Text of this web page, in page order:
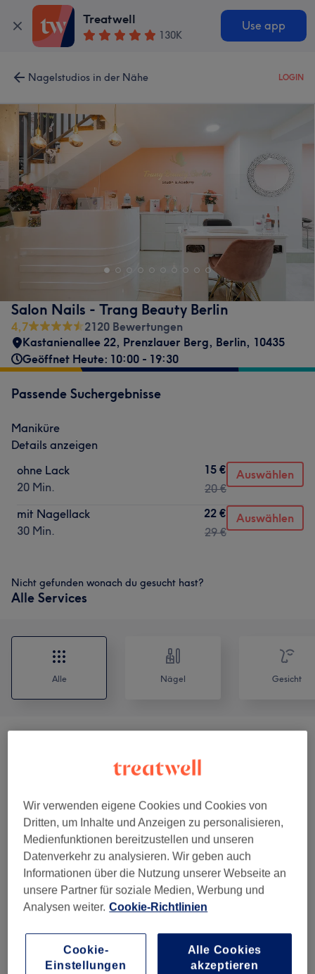
Treatwell
130K
Use app
Nagelstudios in der Nähe LOGIN
Salon Nails - Trang Beauty Berlin
4,7
2120 Bewertungen
Kastanienallee 22, Prenzlauer Berg, Berlin, 10435
Geöffnet Heute: 10:00 - 19:30
Passende Suchergebnisse
Maniküre
Details anzeigen
ohne Lack
20 Min.
15 €
20 €
Auswählen
mit Nagellack
30 Min.
22 €
29 €
Auswählen
Nicht gefunden wonach du gesucht hast?
Alle Services
Alle Nägel Gesicht
)
Permanent Make-Up (5 ) ab 50 €
Wimpernverlängerungen (7)
Augenbrauen & Wimpernbehandlungen ab 10 €
Gesichtsbehandlungen (2)
Unsere Arbeit
Wir verwenden eigene Cookies und Cookies von
Dritten, um Inhalte und Anzeigen zu personalisieren,
Medienfunktionen bereitzustellen und unseren
Datenverkehr zu analysieren. Wir geben auch
Informationen über die Nutzung unserer Webseite an
unsere Partner für soziale Medien, Werbung und
Analysen weiter. Cookie-Richtlinien
Cookie-
Einstellungen
Alle Cookies
akzeptieren